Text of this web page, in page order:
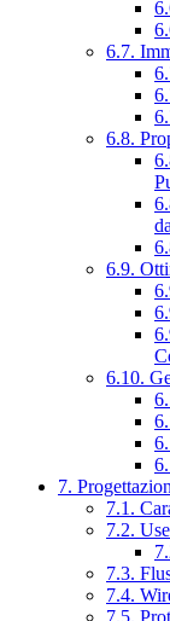
6.7.
6.8.
6.9.
6.10.
7.
7.1.
7.2.
7.3.
7.4.
7.5.